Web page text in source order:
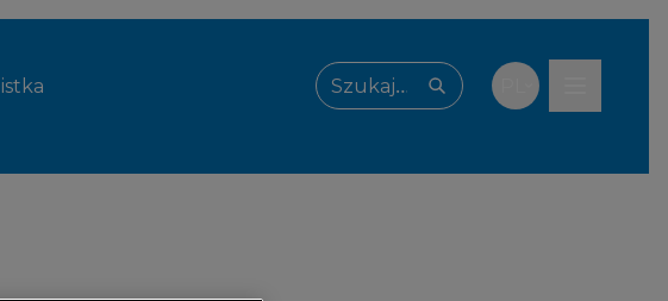
Wpisz, czego szukasz